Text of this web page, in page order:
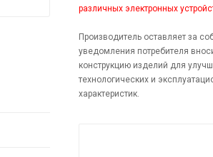
различных электронных
Производитель оставляет за
уведомления потребителя
конструкцию изделий для
технологических и
характеристик.